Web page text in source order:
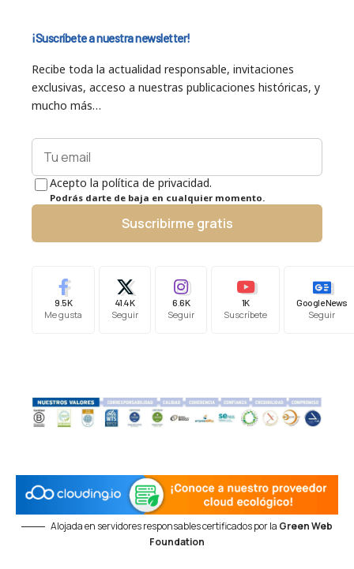
¡Suscríbete a nuestra newsletter!
Recibe toda la actualidad responsable, invitaciones
exclusivas, acceso a nuestras publicaciones históricas, y
mucho más…
Acepto la política de privacidad.
Podrás darte de baja en cualquier momento.
Suscribirme gratis
9.5K
Me gusta
41.4K
Seguir
6.6K
Seguir
1K
Suscríbete
Google News
Seguir
Alojada en servidores responsables certificados por la Green Web
Foundation